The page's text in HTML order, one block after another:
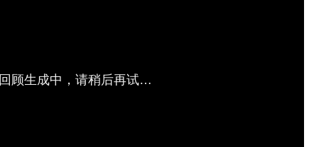
回顾生成中，请稍后再试…